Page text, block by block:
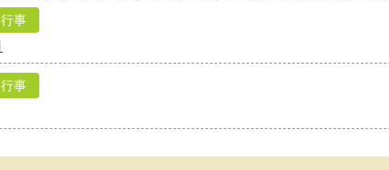
行事
行事